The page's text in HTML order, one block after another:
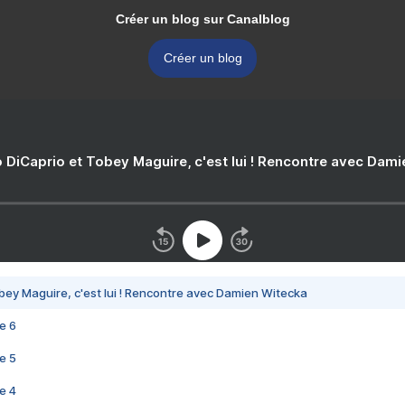
Créer un blog sur Canalblog
Créer un blog
DiCaprio et Tobey Maguire, c'est lui ! Rencontre avec
Maguire, c'est lui ! Rencontre avec Damien Witecka
6
5
4